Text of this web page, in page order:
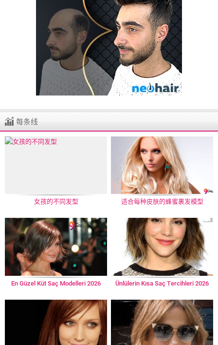
每条线
女孩的不同发型 适合每种皮肤的蜂蜜裹发模型
En Güzel Küt Saç Modelleri 2026 Ünlülerin Kısa Saç Tercihleri 2026